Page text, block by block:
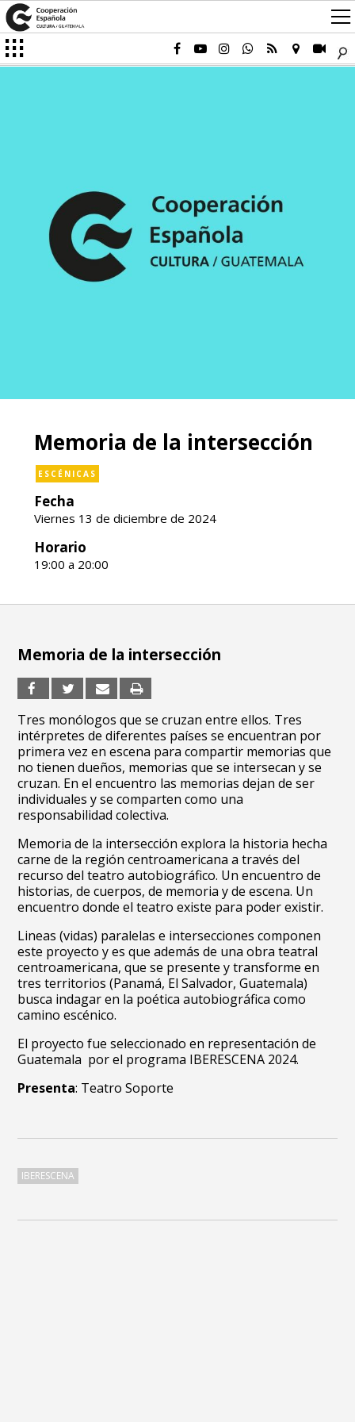
Memoria de la intersección
ESCÉNICAS
Fecha
Viernes 13 de diciembre de 2024
Horario
19:00 a 20:00
Memoria de la intersección
Tres monólogos que se cruzan entre ellos. Tres
intérpretes de diferentes países se encuentran por
primera vez en escena para compartir memorias que
no tienen dueños, memorias que se intersecan y se
cruzan. En el encuentro las memorias dejan de ser
individuales y se comparten como una
responsabilidad colectiva.
Memoria de la intersección explora la historia hecha
carne de la región centroamericana a través del
recurso del teatro autobiográfico. Un encuentro de
historias, de cuerpos, de memoria y de escena. Un
encuentro donde el teatro existe para poder existir.
Lineas (vidas) paralelas e intersecciones componen
este proyecto y es que además de una obra teatral
centroamericana, que se presente y transforme en
tres territorios (Panamá, El Salvador, Guatemala)
busca indagar en la poética autobiográfica como
camino escénico.
El proyecto fue seleccionado en representación de
Guatemala por el programa IBERESCENA 2024.
Presenta: Teatro Soporte
IBERESCENA